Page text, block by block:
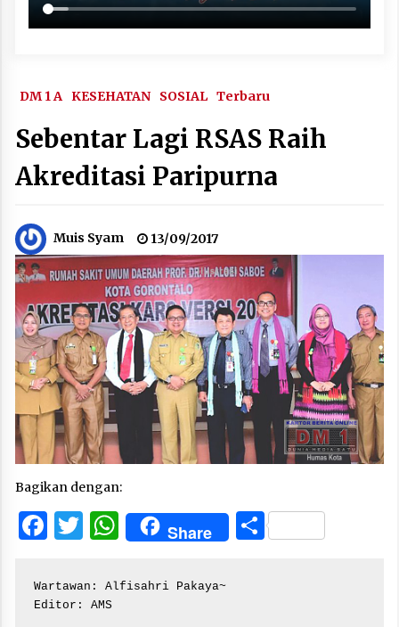
DM 1 A KESEHATAN SOSIAL Terbaru
Sebentar Lagi RSAS Raih
Akreditasi Paripurna
Muis Syam 13/09/2017
Bagikan dengan:
Facebook
Twitter
WhatsApp
Share Share
Wartawan: Alfisahri Pakaya~
Editor: AMS